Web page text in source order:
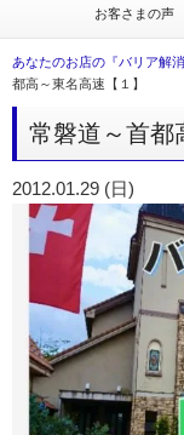
お客さまの声
あなたのお店の『バリア解
都高～東名高速【１】
常磐道～首都
2012.01.29 (日)